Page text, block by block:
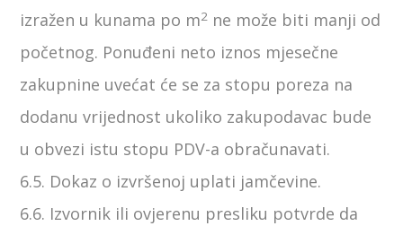
izražen u kunama po m2 ne može biti manji od
početnog. Ponuđeni neto iznos mjesečne
zakupnine uvećat će se za stopu poreza na
dodanu vrijednost ukoliko zakupodavac bude
u obvezi istu stopu PDV-a obračunavati.
6.5. Dokaz o izvršenoj uplati jamčevine.
6.6. Izvornik ili ovjerenu presliku potvrde da